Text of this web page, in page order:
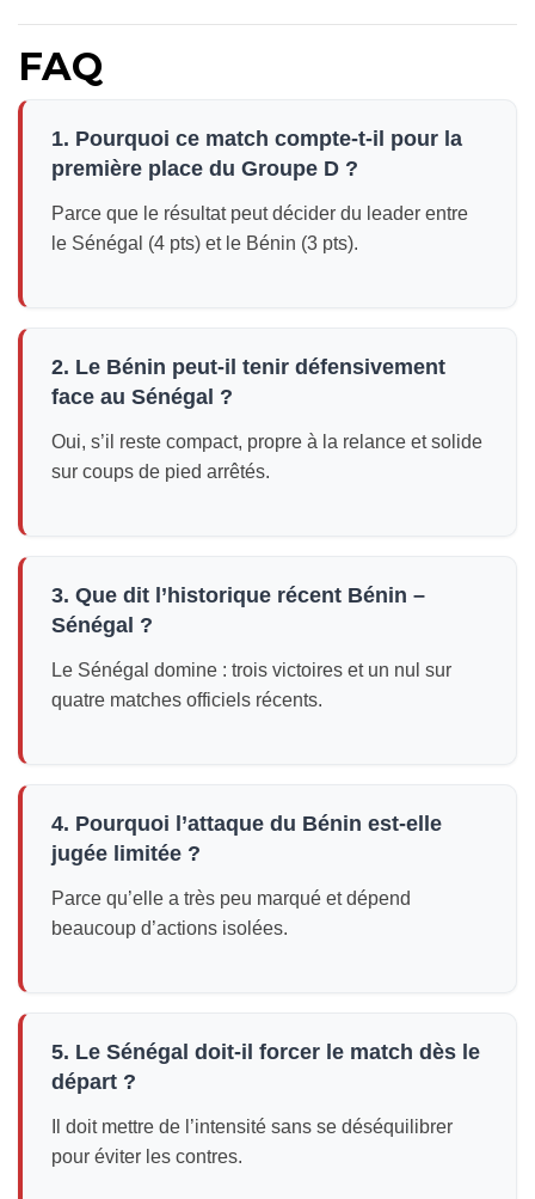
FAQ
1. Pourquoi ce match compte-t-il pour la
première place du Groupe D ?
Parce que le résultat peut décider du leader entre
le Sénégal (4 pts) et le Bénin (3 pts).
2. Le Bénin peut-il tenir défensivement
face au Sénégal ?
Oui, s’il reste compact, propre à la relance et solide
sur coups de pied arrêtés.
3. Que dit l’historique récent Bénin –
Sénégal ?
Le Sénégal domine : trois victoires et un nul sur
quatre matches officiels récents.
4. Pourquoi l’attaque du Bénin est-elle
jugée limitée ?
Parce qu’elle a très peu marqué et dépend
beaucoup d’actions isolées.
5. Le Sénégal doit-il forcer le match dès le
départ ?
Il doit mettre de l’intensité sans se déséquilibrer
pour éviter les contres.